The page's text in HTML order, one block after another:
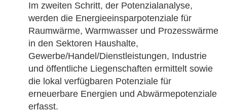
Im zweiten Schritt, der Potenzialanalyse,
werden die Energieeinsparpotenziale für
Raumwärme, Warmwasser und Prozesswärme
in den Sektoren Haushalte,
Gewerbe/Handel/Dienstleistungen, Industrie
und öffentliche Liegenschaften ermittelt sowie
die lokal verfügbaren Potenziale für
erneuerbare Energien und Abwärmepotenziale
erfasst.